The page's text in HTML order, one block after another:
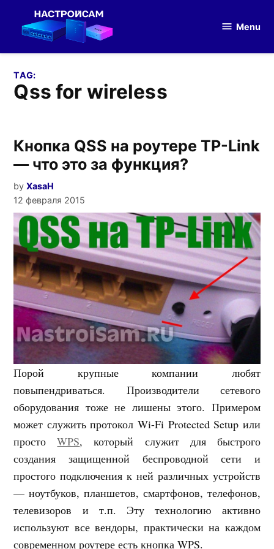
оборудования
Menu
TAG:
qss for wireless
Кнопка QSS на роутере TP-Link
— что это за функция?
by XasaH
12 февраля 2015
Порой крупные компании любят
повыпендриваться. Производители сетевого
оборудования тоже не лишены этого. Примером
может служить протокол Wi-Fi Protected Setup или
простоWPS, который служит для быстрого
создания защищенной беспроводной сети и
простого подключения к ней различных устройств
— ноутбуков, планшетов, смартфонов, телефонов,
телевизоров и т.п. Эту технологию активно
используют все вендоры, практически на каждом
современном роутере есть кнопка WPS.